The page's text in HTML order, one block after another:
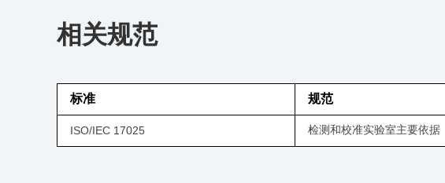
相关规范
标准 规范
ISO/IEC 17025 检测和校准实验室主要依据